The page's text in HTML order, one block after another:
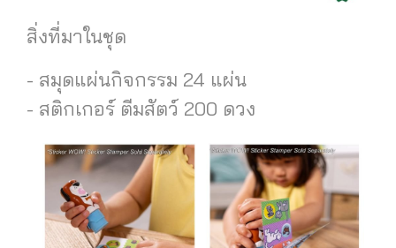
สิ่งที่มาในชุด
- สมุดแผ่นกิจกรรม 24 แผ่น
- สติกเกอร์ ตีมสัตว์ 200 ดวง